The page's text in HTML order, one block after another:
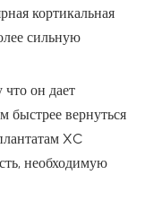
кортикальная
сильную
он дает
вернуться
XC
необходимую